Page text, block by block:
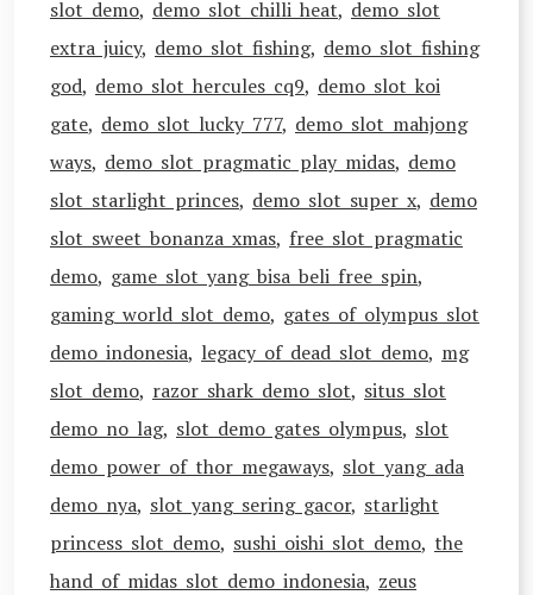
slot demo, demo slot chilli heat, demo slot
extra juicy, demo slot fishing, demo slot fishing
god, demo slot hercules cq9, demo slot koi
gate, demo slot lucky 777, demo slot mahjong
ways, demo slot pragmatic play midas, demo
slot starlight princes, demo slot super x, demo
slot sweet bonanza xmas, free slot pragmatic
demo, game slot yang bisa beli free spin,
gaming world slot demo, gates of olympus slot
demo indonesia, legacy of dead slot demo, mg
slot demo, razor shark demo slot, situs slot
demo no lag, slot demo gates olympus, slot
demo power of thor megaways, slot yang ada
demo nya, slot yang sering gacor, starlight
princess slot demo, sushi oishi slot demo, the
hand of midas slot demo indonesia, zeus